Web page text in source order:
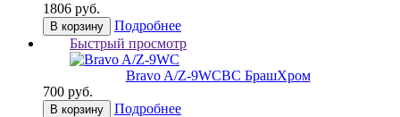
1806 руб.
В корзину
Подробнее
Быстрый просмотр
Bravo A/Z-9WCBС БрашХром
700 руб.
В корзину
Подробнее